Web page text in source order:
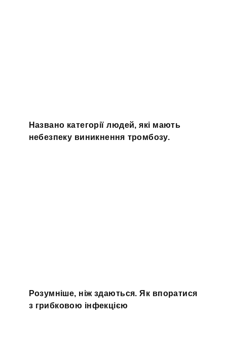
Названо категорії людей, які мають
небезпеку виникнення тромбозу.
Розумніше, ніж здаються. Як впоратися
з грибковою інфекцією